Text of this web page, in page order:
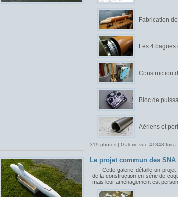
Fabrication
Les 4
Construction
Bloc de
Aériens et
319 photos | Galerie vue 41848 fois |
Le projet commun des SNA
Cette galerie détaille un
de la construction en série de
mais leur aménagement est